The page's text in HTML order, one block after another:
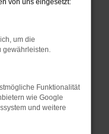
in einem
privaten
von uns eingesetzt:
um die
gewährleisten.
Funktionalität
wie Google
und weitere